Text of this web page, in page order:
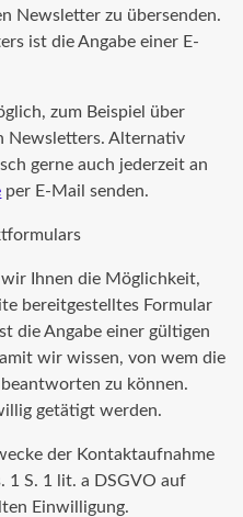
Newsletter zu übersenden.
ist die Angabe einer E-
zum Beispiel über
Newsletters. Alternativ
gerne auch jederzeit an
per E-Mail senden.
Ihnen die Möglichkeit,
bereitgestelltes Formular
die Angabe einer gültigen
wir wissen, von wem die
zu können.
getätigt werden.
der Kontaktaufnahme
1 S. 1 lit. a DSGVO auf
Einwilligung.